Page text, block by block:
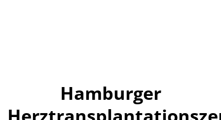
Hamburger